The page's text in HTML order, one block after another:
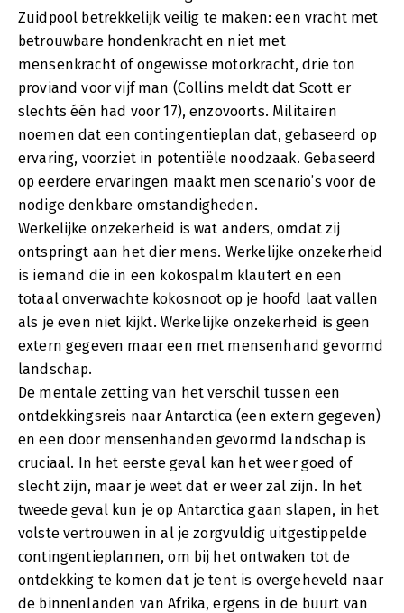
Zuidpool betrekkelijk veilig te maken: een vracht met
betrouwbare hondenkracht en niet met
mensenkracht of ongewisse motorkracht, drie ton
proviand voor vijf man (Collins meldt dat Scott er
slechts één had voor 17), enzovoorts. Militairen
noemen dat een contingentieplan dat, gebaseerd op
ervaring, voorziet in potentiële noodzaak. Gebaseerd
op eerdere ervaringen maakt men scenario’s voor de
nodige denkbare omstandigheden.
Werkelijke onzekerheid is wat anders, omdat zij
ontspringt aan het dier mens. Werkelijke onzekerheid
is iemand die in een kokospalm klautert en een
totaal onverwachte kokosnoot op je hoofd laat vallen
als je even niet kijkt. Werkelijke onzekerheid is geen
extern gegeven maar een met mensenhand gevormd
landschap.
De mentale zetting van het verschil tussen een
ontdekkingsreis naar Antarctica (een extern gegeven)
en een door mensenhanden gevormd landschap is
cruciaal. In het eerste geval kan het weer goed of
slecht zijn, maar je weet dat er weer zal zijn. In het
tweede geval kun je op Antarctica gaan slapen, in het
volste vertrouwen in al je zorgvuldig uitgestippelde
contingentieplannen, om bij het ontwaken tot de
ontdekking te komen dat je tent is overgeheveld naar
de binnenlanden van Afrika, ergens in de buurt van